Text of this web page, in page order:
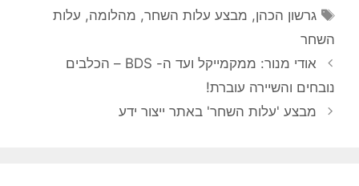
תגיות
גרשון הכהן, מבצע עלות השחר, מהלומה, עלות
השחר
אודי מנור: ממקמייקל ועד ה- BDS – הכלבים
נובחים והשיירה עוברת!
מבצע 'עלות השחר' באתר ייצור ידע